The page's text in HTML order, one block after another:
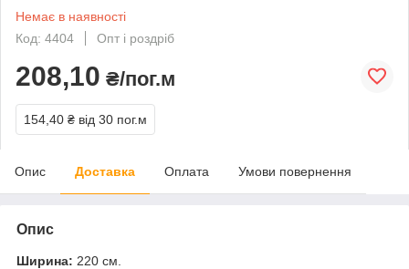
Немає в наявності
Код: 4404
Опт і роздріб
208,10 ₴/пог.м
154,40 ₴ від 30 пог.м
Опис Доставка Оплата Умови повернення
Опис
Ширина: 220 см.